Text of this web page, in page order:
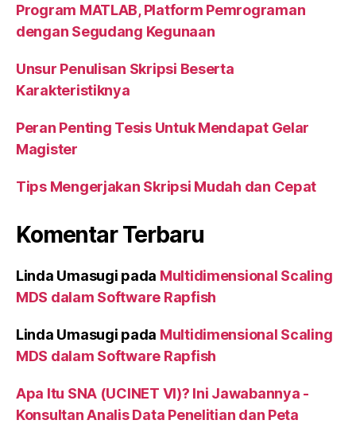
Program MATLAB, Platform Pemrograman
dengan Segudang Kegunaan
Unsur Penulisan Skripsi Beserta
Karakteristiknya
Peran Penting Tesis Untuk Mendapat Gelar
Magister
Tips Mengerjakan Skripsi Mudah dan Cepat
Komentar Terbaru
Linda Umasugi pada Multidimensional Scaling
MDS dalam Software Rapfish
Linda Umasugi pada Multidimensional Scaling
MDS dalam Software Rapfish
Apa Itu SNA (UCINET VI)? Ini Jawabannya -
Konsultan Analis Data Penelitian dan Peta